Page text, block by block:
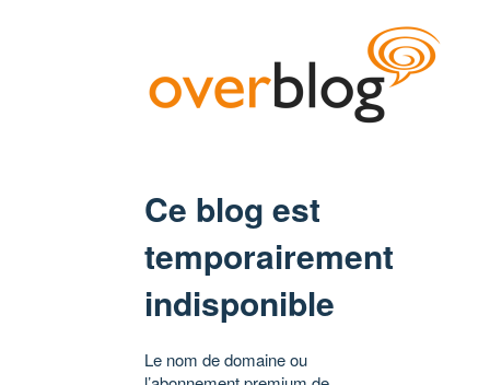
Ce blog est
temporairement
indisponible
Le nom de domaine ou